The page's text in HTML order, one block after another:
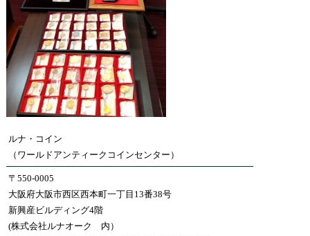
ルナ・コイン
（ワールドアンティークコインセンター）
〒550-0005
大阪府大阪市西区西本町一丁目13番38号
新興産ビルディング4階
(株式会社ルナオーク 内）